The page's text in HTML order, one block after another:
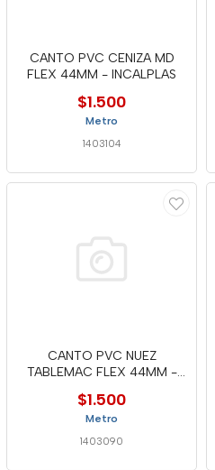
CANTO PVC CENIZA MD
FLEX 44MM - INCALPLAS
$1.500
Metro
1403104
CANTO PVC NUEZ
TABLEMAC FLEX 44MM -
$1.500
Metro
1403090